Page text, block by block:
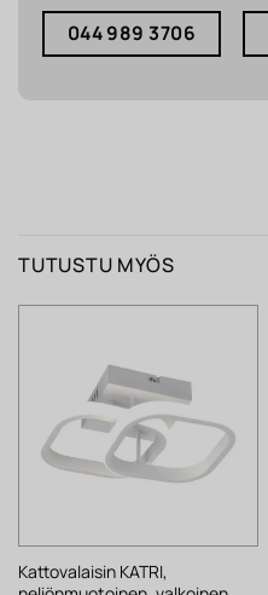
044 989 3706
TUTUSTU MYÖS
Kattovalaisin KATRI,